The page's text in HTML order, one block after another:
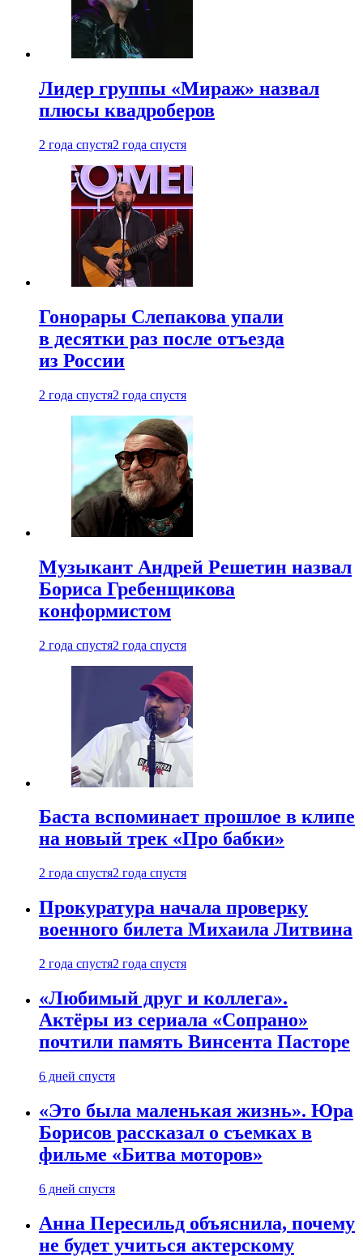
Лидер группы «Мираж» назвал
плюсы квадроберов
2 года спустя2 года спустя
Гонорары Слепакова упали
в десятки раз после отъезда
из России
2 года спустя2 года спустя
Музыкант Андрей Решетин назвал
Бориса Гребенщикова
конформистом
2 года спустя2 года спустя
Баста вспоминает прошлое в клипе
на новый трек «Про бабки»
2 года спустя2 года спустя
Прокуратура начала проверку
военного билета Михаила Литвина
2 года спустя2 года спустя
«Любимый друг и коллега».
Актёры из сериала «Сопрано»
почтили память Винсента Пасторе
6 дней спустя
«Это была маленькая жизнь». Юра
Борисов рассказал о съемках в
фильме «Битва моторов»
6 дней спустя
Анна Пересильд объяснила, почему
не будет учиться актерскому